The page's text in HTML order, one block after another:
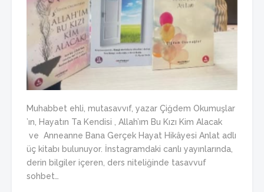
Muhabbet ehli, mutasavvıf, yazar Çiğdem Okumuşlar
’ın, Hayatın Ta Kendisi , Allah’ım Bu Kızı Kim Alacak
ve Anneanne Bana Gerçek Hayat Hikâyesi Anlat adlı
üç kitabı bulunuyor. İnstagramdaki canlı yayınlarında,
derin bilgiler içeren, ders niteliğinde tasavvuf
sohbet…